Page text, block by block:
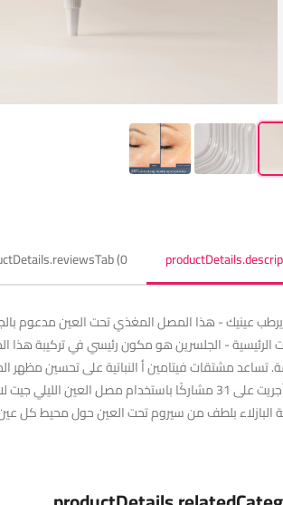
(0)
عينيك - هذا المصل المغذي تحت العين مدعوم
الرئيسية - الجلسرين هو مكون رئيسي في تركيبة
تساعد مشتقات فيتامين أ النباتية على تحسين مظهر
البازلاء بلطف من سيروم تحت العين حول محيط كل